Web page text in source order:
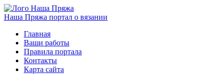
Наша Пряжа портал о вязании
Главная
Ваши работы
Правила портала
Контакты
Карта сайта